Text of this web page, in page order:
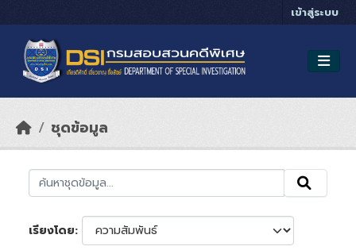
เข้าสู่ระบบ
ชุดข้อมูล
เรียงโดย